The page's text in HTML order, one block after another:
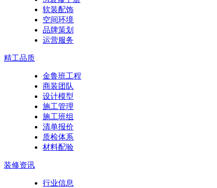
软装配饰
空间环境
品牌策划
运营服务
精工品质
金鲁班工程
商装团队
设计模型
施工管理
施工班组
清单报价
质检体系
材料配验
装修资讯
行业信息